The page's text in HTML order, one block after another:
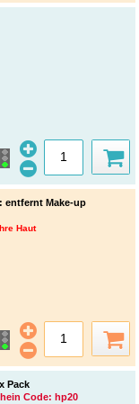
entfernt Make-up
Haut
Pack
Code: hp20